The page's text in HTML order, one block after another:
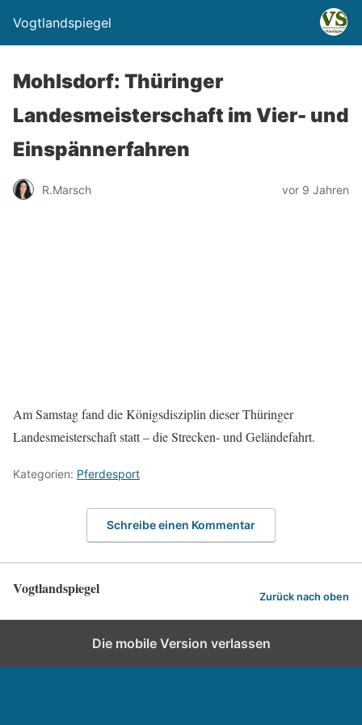
Vogtlandspiegel
Mohlsdorf: Thüringer
Landesmeisterschaft im Vier- und
Einspännerfahren
R.Marsch vor 9 Jahren
Am Samstag fand die Königsdisziplin dieser Thüringer
Landesmeisterschaft statt – die Strecken- und Geländefahrt.
Kategorien: Pferdesport
Schreibe einen Kommentar
Vogtlandspiegel Zurück nach oben
Die mobile Version verlassen